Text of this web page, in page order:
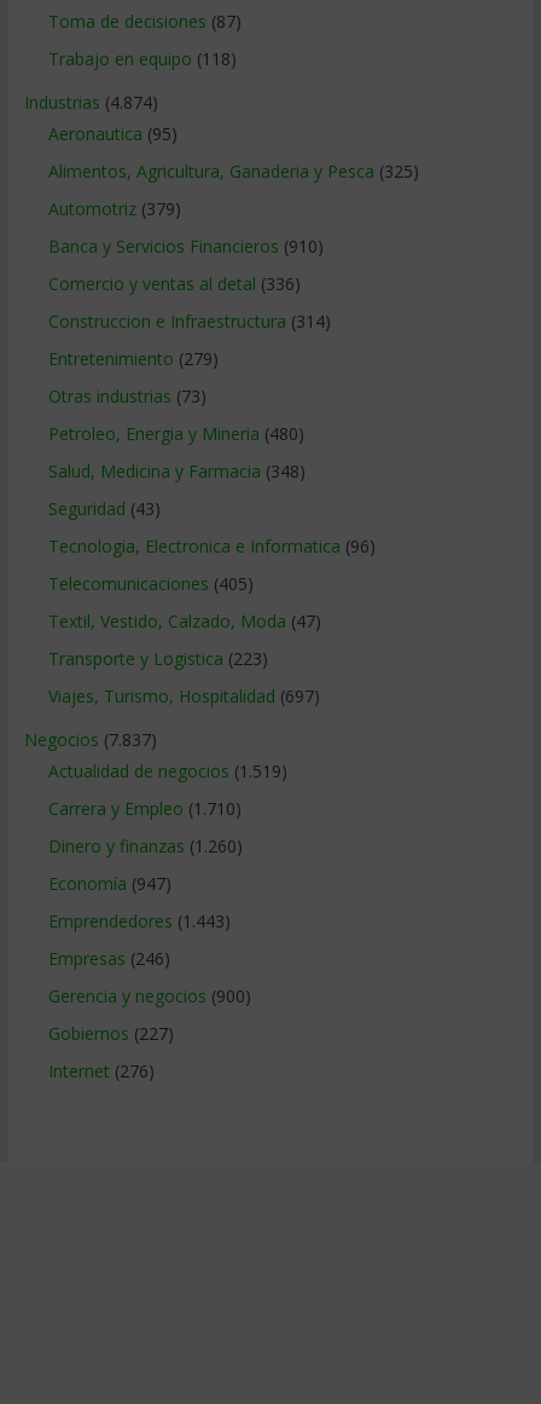
Toma de decisiones (87)
Trabajo en equipo (118)
Industrias (4.874)
Aeronautica (95)
Alimentos, Agricultura, Ganaderia y Pesca (325)
Automotriz(379)
Banca y Servicios Financieros (910)
Comercio y ventas al detal (336)
Construccion e Infraestructura (314)
Entretenimiento (279)
Otras industrias (73)
Petroleo, Energia y Mineria (480)
Salud, Medicina y Farmacia (348)
Seguridad (43)
Tecnologia, Electronica e Informatica (96)
Telecomunicaciones (405)
Textil, Vestido, Calzado, Moda (47)
Transporte y Logistica (223)
Viajes, Turismo, Hospitalidad (697)
Negocios (7.837)
Actualidad de negocios (1.519)
Carrera y Empleo (1.710)
Dinero y finanzas (1.260)
Economía (947)
Emprendedores (1.443)
Empresas (246)
Gerencia y negocios (900)
Gobiernos (227)
Internet (276)